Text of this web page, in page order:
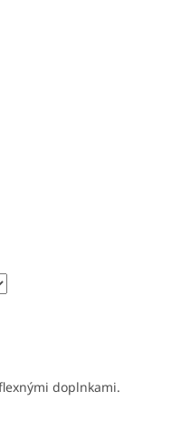
doplnkami.